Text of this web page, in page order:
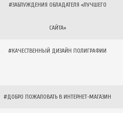
#ЗАБЛУЖДЕНИЯ ОБЛАДАТЕЛЯ «ЛУЧШЕГО
САЙТА»
#КАЧЕСТВЕННЫЙ ДИЗАЙН ПОЛИГРАФИИ
#ДОБРО ПОЖАЛОВАТЬ В ИНТЕРНЕТ-МАГАЗИН